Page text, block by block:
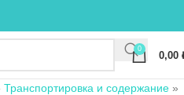
0
0,00
Транспортировка и содержание »